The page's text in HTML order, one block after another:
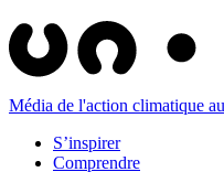
Média de l'action climatique
S’inspirer
Comprendre